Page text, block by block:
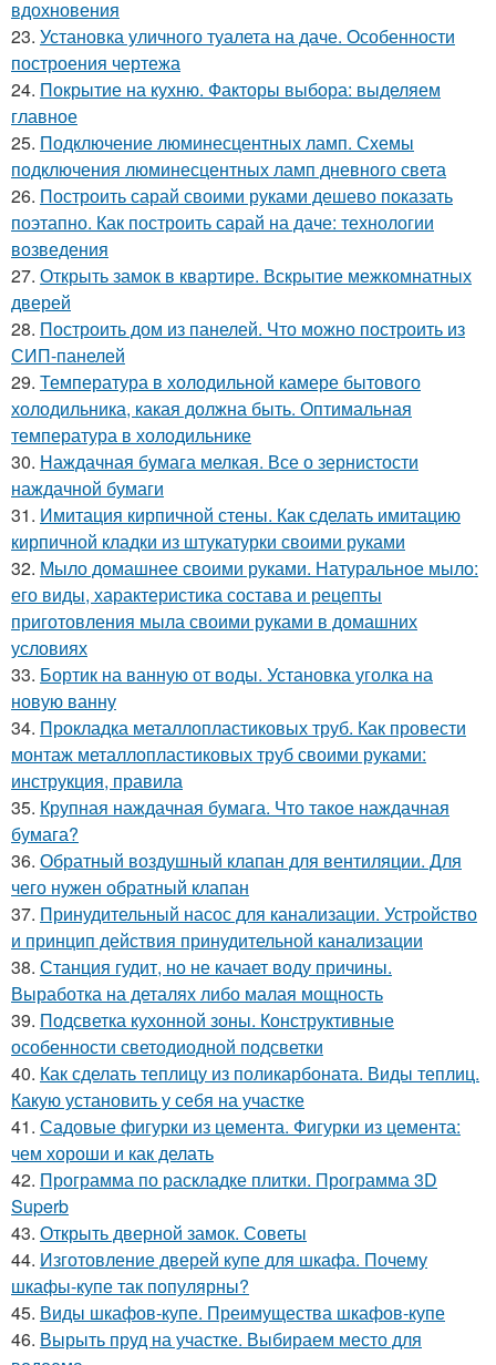
вдохновения
23. Установка уличного туалета на даче. Особенности
построения чертежа
24. Покрытие на кухню. Факторы выбора: выделяем
главное
25. Подключение люминесцентных ламп. Схемы
подключения люминесцентных ламп дневного света
26. Построить сарай своими руками дешево показать
поэтапно. Как построить сарай на даче: технологии
возведения
27. Открыть замок в квартире. Вскрытие межкомнатных
дверей
28. Построить дом из панелей. Что можно построить из
СИП-панелей
29. Температура в холодильной камере бытового
холодильника, какая должна быть. Оптимальная
температура в холодильнике
30. Наждачная бумага мелкая. Все о зернистости
наждачной бумаги
31. Имитация кирпичной стены. Как сделать имитацию
кирпичной кладки из штукатурки своими руками
32. Мыло домашнее своими руками. Натуральное мыло:
его виды, характеристика состава и рецепты
приготовления мыла своими руками в домашних
условиях
33. Бортик на ванную от воды. Установка уголка на
новую ванну
34. Прокладка металлопластиковых труб. Как провести
монтаж металлопластиковых труб своими руками:
инструкция, правила
35. Крупная наждачная бумага. Что такое наждачная
бумага?
36. Обратный воздушный клапан для вентиляции. Для
чего нужен обратный клапан
37. Принудительный насос для канализации. Устройство
и принцип действия принудительной канализации
38. Станция гудит, но не качает воду причины.
Выработка на деталях либо малая мощность
39. Подсветка кухонной зоны. Конструктивные
особенности светодиодной подсветки
40. Как сделать теплицу из поликарбоната. Виды теплиц.
Какую установить у себя на участке
41. Садовые фигурки из цемента. Фигурки из цемента:
чем хороши и как делать
42. Программа по раскладке плитки. Программа 3D
Superb
43. Открыть дверной замок. Советы
44. Изготовление дверей купе для шкафа. Почему
шкафы-купе так популярны?
45. Виды шкафов-купе. Преимущества шкафов-купе
46. Вырыть пруд на участке. Выбираем место для